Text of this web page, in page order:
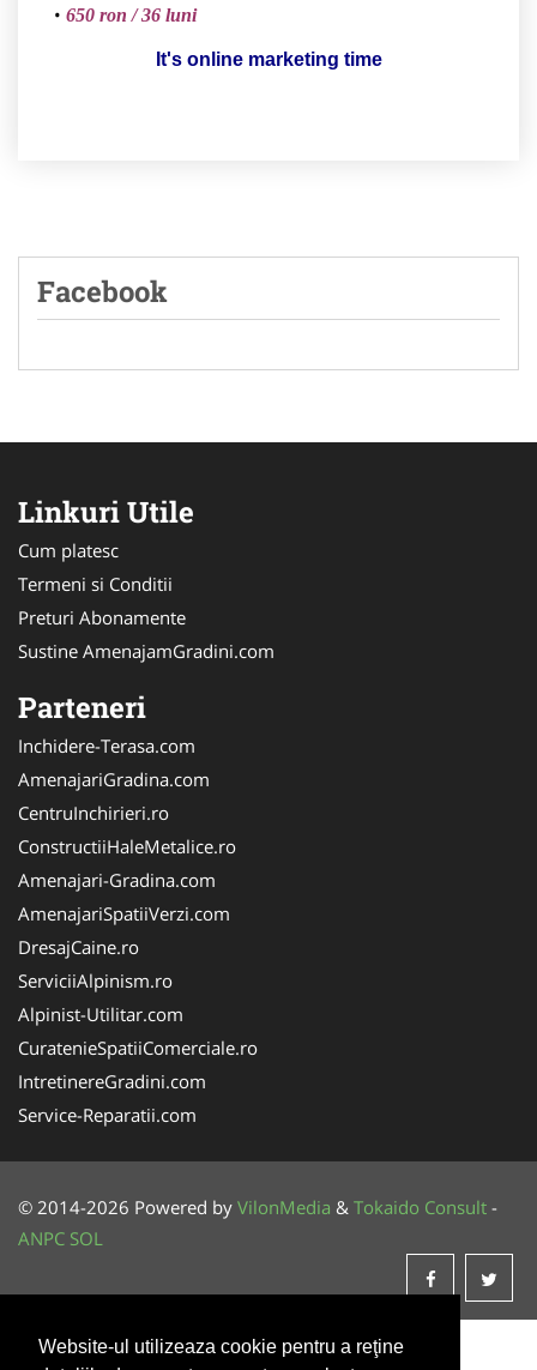
Website-ul utilizeaza cookie pentru a reţine
650 ron / 36 luni
It's online marketing time
Facebook
Linkuri Utile
Cum platesc
Termeni si Conditii
Preturi Abonamente
Sustine AmenajamGradini.com
Parteneri
Inchidere-Terasa.com
AmenajariGradina.com
CentruInchirieri.ro
ConstructiiHaleMetalice.ro
Amenajari-Gradina.com
AmenajariSpatiiVerzi.com
DresajCaine.ro
ServiciiAlpinism.ro
Alpinist-Utilitar.com
CuratenieSpatiiComerciale.ro
IntretinereGradini.com
Service-Reparatii.com
© 2014-2026 Powered by VilonMedia & Tokaido Consult -
ANPC SOL